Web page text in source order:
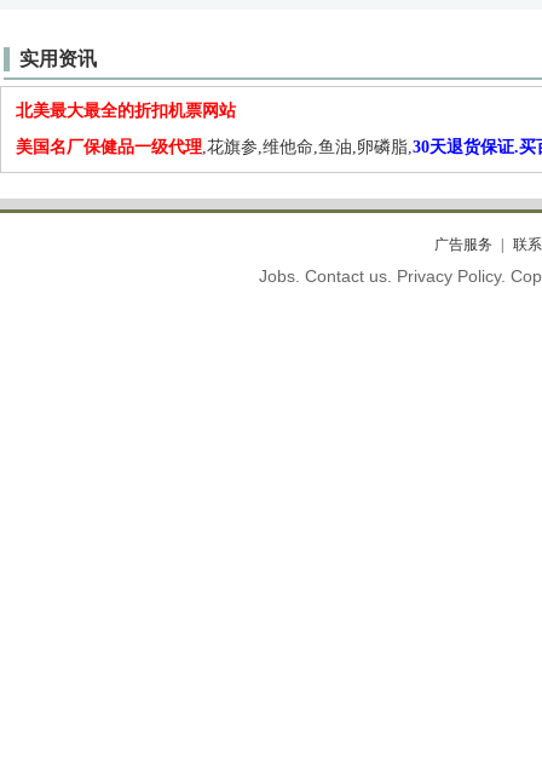
实用资讯
北美最大最全的折扣机票网站
美国名厂保健品一级代理,花旗参,维他命,鱼油,卵磷脂,30天退货保证.买
广告服务 联
Jobs. Contact us. Privacy Policy.